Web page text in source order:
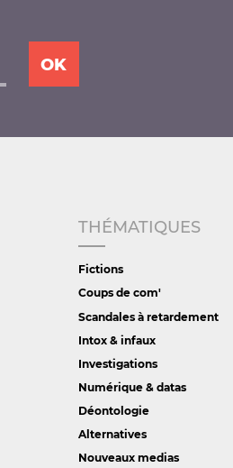
THÉMATIQUES
Fictions
Coups de com'
Scandales à retardement
Intox & infaux
Investigations
Numérique & datas
Déontologie
Alternatives
Nouveaux medias